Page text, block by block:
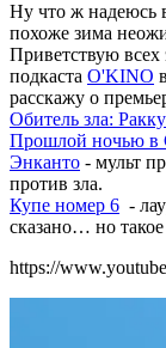
Ну что ж надеюсь
похоже зима
Приветствую
подкаста O'KINO
расскажу о
Обитель зла:
Прошлой ночью в
Энканто - мульт
против зла.
Купе номер 6 -
сказано… но такое
https://